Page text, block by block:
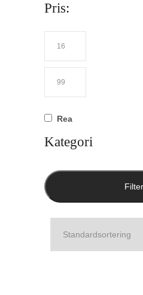
Pris:
Rea
Kategori
Filter